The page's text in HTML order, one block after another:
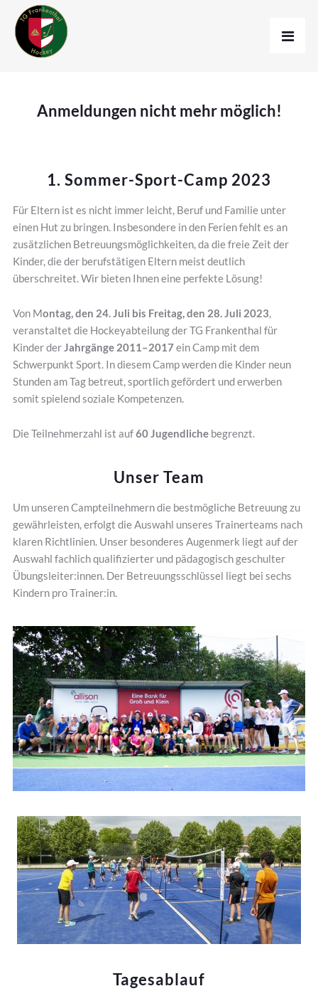
Anmeldungen nicht mehr möglich!
1. Sommer-Sport-Camp 2023
Für Eltern ist es nicht immer leicht, Beruf und Familie unter
einen Hut zu bringen. Insbesondere in den Ferien fehlt es an
zusätzlichen Betreuungsmöglichkeiten, da die freie Zeit der
Kinder, die der berufstätigen Eltern meist deutlich
überschreitet. Wir bieten Ihnen eine perfekte Lösung!
Von Montag, den 24. Juli bis Freitag, den 28. Juli 2023,
veranstaltet die Hockeyabteilung der TG Frankenthal für
Kinder derJahrgänge 2011–2017ein Camp mit dem
Schwerpunkt Sport. In diesem Camp werden die Kinder neun
Stunden am Tag betreut, sportlich gefördert und erwerben
somit spielend soziale Kompetenzen.
Die Teilnehmerzahl ist auf60 Jugendlichebegrenzt.
Unser Team
Um unseren Campteilnehmern die bestmögliche Betreuung zu
gewährleisten, erfolgt die Auswahl unseres Trainerteams nach
klaren Richtlinien. Unser besonderes Augenmerk liegt auf der
Auswahl fachlich qualifizierter und pädagogisch geschulter
Übungsleiter:innen. Der Betreuungsschlüssel liegt bei sechs
Kindern pro Trainer:in.
Tagesablauf